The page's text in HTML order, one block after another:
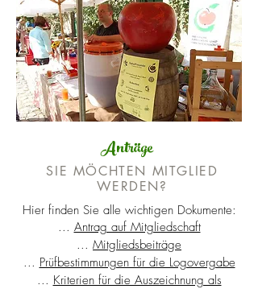
Anträge
SIE MÖCHTEN MITGLIED
WERDEN?
Hier finden Sie alle wichtigen Dokumente:
... Antrag auf Mitgliedschaft
... Mitgliedsbeiträge
... Prüfbestimmungen für die Logovergabe
... Kriterien für die Auszeichnung als